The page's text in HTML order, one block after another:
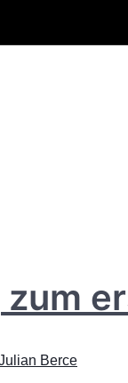
zum
Berce